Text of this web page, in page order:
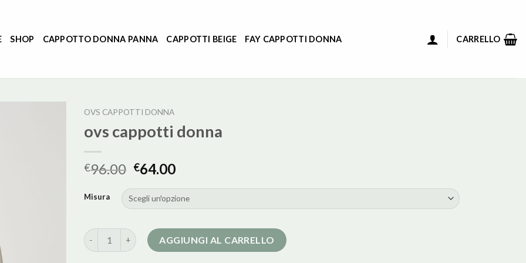
SHOP CAPPOTTO DONNA PANNA CAPPOTTI BEIGE FAY CAPPOTTI DONNA CARRELLO
OVS CAPPOTTI DONNA
ovs cappotti donna
€96.00 €64.00
Misura
ovs cappotti donna quantitàAGGIUNGI AL CARRELLO